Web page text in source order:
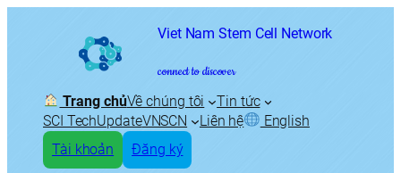
Viet Nam Stem Cell Network
connect to discover
Trang chủVề chúng tôi
Tin tức
SCI TechUpdateVNSCN Liên hệ
English
Tài khoản
Đăng ký